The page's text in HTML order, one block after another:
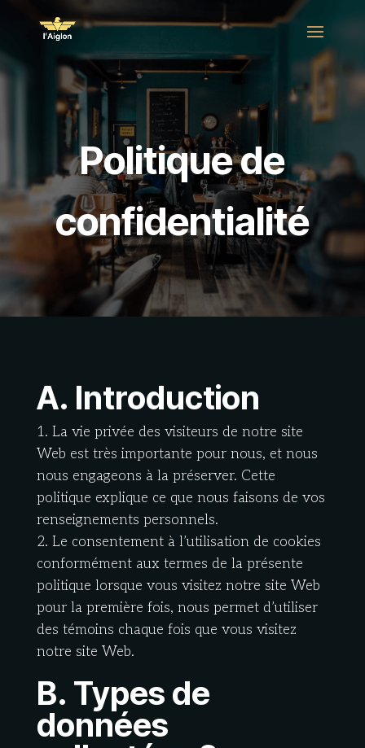
Politique de
confidentialité
A. Introduction
1. La vie privée des visiteurs de notre site
Web est très importante pour nous, et nous
nous engageons à la préserver. Cette
politique explique ce que nous faisons de vos
renseignements personnels.
2. Le consentement à l’utilisation de cookies
conformément aux termes de la présente
politique lorsque vous visitez notre site Web
pour la première fois, nous permet d’utiliser
des témoins chaque fois que vous visitez
notre site Web.
B. Types de
données